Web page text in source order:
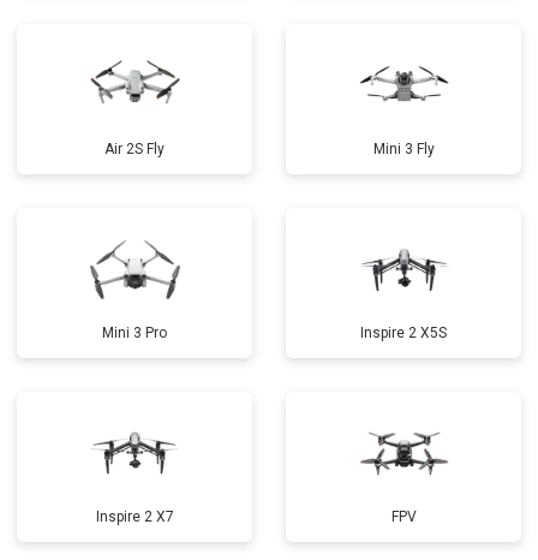
Air 2S Fly Mini 3 Fly
Mini 3 Pro Inspire 2 X5S
Inspire 2 X7 FPV